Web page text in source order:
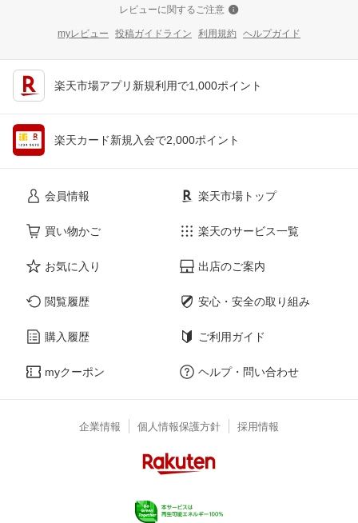
レビューに関するご注意
myレビュー 投稿ガイドライン 利用規約 ヘルプガイド
楽天市場アプリ新規利用で1,000ポイント
楽天カード新規入会で2,000ポイント
会員情報
買い物かご
お気に入り
閲覧履歴
購入履歴
myクーポン
楽天市場トップ
楽天のサービス一覧
出店のご案内
安心・安全の取り組み
ご利用ガイド
ヘルプ・問い合わせ
企業情報 個人情報保護方針 採用情報